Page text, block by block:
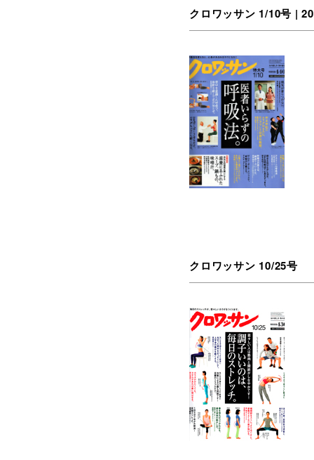
クロワッサン 1/10号 |
クロワッサン 10/25号